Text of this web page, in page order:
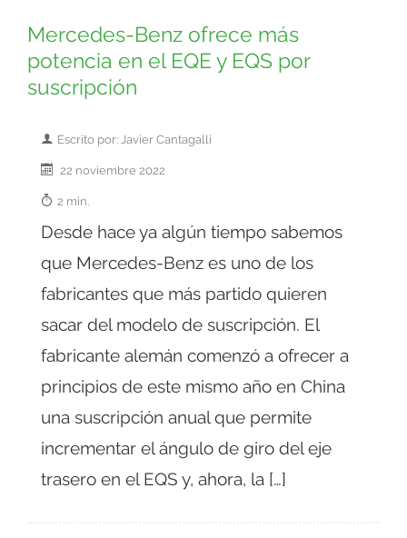
Mercedes-Benz ofrece más
potencia en el EQE y EQS por
suscripción
Escrito por: Javier Cantagalli
22 noviembre 2022
2 min.
Desde hace ya algún tiempo sabemos
que Mercedes-Benz es uno de los
fabricantes que más partido quieren
sacar del modelo de suscripción. El
fabricante alemán comenzó a ofrecer a
principios de este mismo año en China
una suscripción anual que permite
incrementar el ángulo de giro del eje
trasero en el EQS y, ahora, la […]